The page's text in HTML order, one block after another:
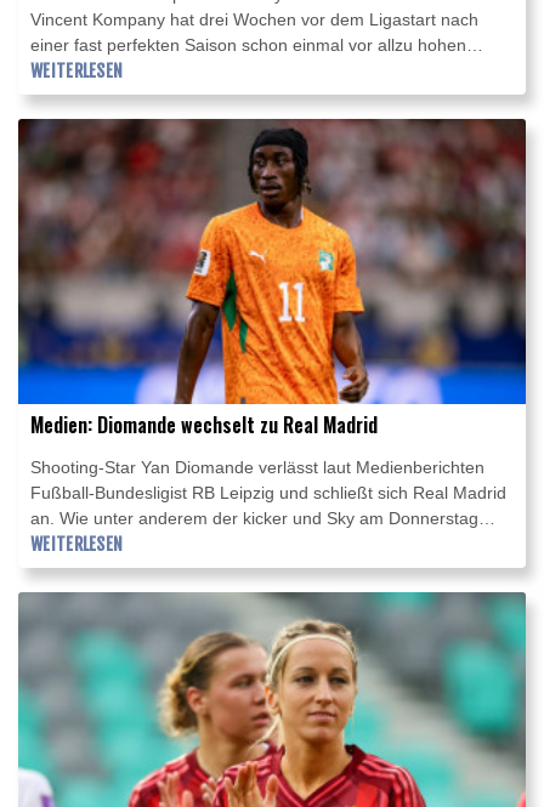
Vincent Kompany hat drei Wochen vor dem Ligastart nach
einer fast perfekten Saison schon einmal vor allzu hohen
Erwartungen gewarnt. "Es ist schwierig, besser zu werden - es
geht ja nicht nur um die Pokale, die wir gewonnen haben,
sondern auch um die Anzahl der Tore und der Spiele, die wir
gewonnen haben. Das ist möglich, aber schwierig", sagte der
Belgier vor dem zweiten Test des deutschen Rekordmeisters
auf der Asienreise gegen Aston Villa am Freitag (14.00 Uhr
MESZ/FC Bayern TV Plus) in Hongkong.
WEITERLESEN
Medien: Diomande wechselt zu Real Madrid
Shooting-Star Yan Diomande verlässt laut Medienberichten
Fußball-Bundesligist RB Leipzig und schließt sich Real Madrid
an. Wie unter anderem der kicker und Sky am Donnerstag
berichteten, sollen sich beide Vereine auf den Wechsel
geeinigt haben. Dem Vernehmen nach erhält RB eine feste
Ablöse von 125 Millionen Euro, die mit Bonuszahlungen sogar
auf 140 Millionen Euro ansteigen könnte.
WEITERLESEN